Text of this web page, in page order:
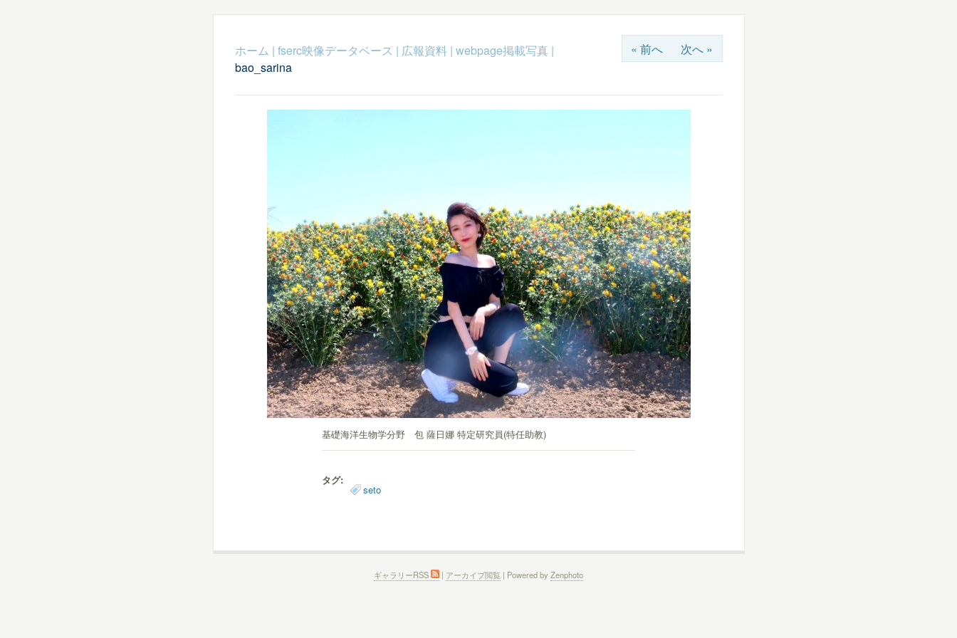
« 前へ 次へ »
ホーム | fserc映像データベース | 広報資料| webpage掲載写真|
bao_sarina
基礎海洋生物学分野 包 薩日娜 特定研究員(特任助教)
タグ:
seto
ギャラリーRSS | アーカイブ閲覧 | Powered by Zenphoto